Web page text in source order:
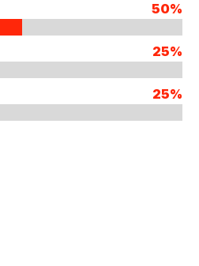
50%
25%
25%